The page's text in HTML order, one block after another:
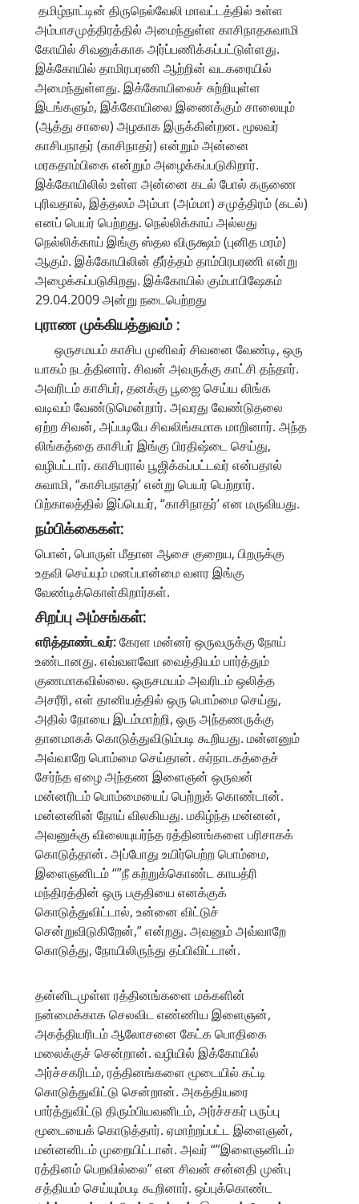
தமிழ்நாட்டின் திருநெல்வேலி மாவட்டத்தில் உள்ள
அம்பாசமுத்திரத்தில் அமைந்துள்ள காசிநாதசுவாமி
கோயில் சிவனுக்காக அர்ப்பணிக்கப்பட்டுள்ளது.
இக்கோயில் தாமிரபரணி ஆற்றின் வடகரையில்
அமைந்துள்ளது. இக்கோயிலைச் சுற்றியுள்ள
இடங்களும், இக்கோயிலை இணைக்கும் சாலையும்
(ஆத்து சாலை) அழகாக இருக்கின்றன. மூலவர்
காசிபநாதர் (காசிநாதர்) என்றும் அன்னை
மரகதாம்பிகை என்றும் அழைக்கப்படுகிறார்.
இக்கோயிலில் உள்ள அன்னை கடல் போல் கருணை
புரிவதால், இத்தலம் அம்பா (அம்மா) சமுத்திரம் (கடல்)
எனப் பெயர் பெற்றது. நெல்லிக்காய் அல்லது
நெல்லிக்காய் இங்கு ஸ்தல விருக்ஷம் (புனித மரம்)
ஆகும். இக்கோயிலின் தீர்த்தம் தாம்பிரபரணி என்று
அழைக்கப்படுகிறது. இக்கோயில் கும்பாபிஷேகம்
29.04.2009 அன்று நடைபெற்றது
புராண முக்கியத்துவம் :
ஒருசமயம் காசிப முனிவர் சிவனை வேண்டி, ஒரு
யாகம் நடத்தினார். சிவன் அவருக்கு காட்சி தந்தார்.
அவரிடம் காசிபர், தனக்கு பூஜை செய்ய லிங்க
வடிவம் வேண்டுமென்றார். அவரது வேண்டுதலை
ஏற்ற சிவன், அப்படியே சிவலிங்கமாக மாறினார். அந்த
லிங்கத்தை காசிபர் இங்கு பிரதிஷ்டை செய்து,
வழிபட்டார். காசிபரால் பூஜிக்கப்பட்டவர் என்பதால்
சுவாமி, “காசிபநாதர்’ என்று பெயர் பெற்றார்.
பிற்காலத்தில் இப்பெயர், “காசிநாதர்’ என மருவியது.
நம்பிக்கைகள்:
பொன், பொருள் மீதான ஆசை குறைய, பிறருக்கு
உதவி செய்யும் மனப்பான்மை வளர இங்கு
வேண்டிக்கொள்கிறார்கள்.
சிறப்பு அம்சங்கள்:
எரித்தாண்டவர்:கேரள மன்னர் ஒருவருக்கு நோய்
உண்டானது. எவ்வளவோ வைத்தியம் பார்த்தும்
குணமாகவில்லை. ஒருசமயம் அவரிடம் ஒலித்த
அசரீரி, எள் தானியத்தில் ஒரு பொம்மை செய்து,
அதில் நோயை இடம்மாற்றி, ஒரு அந்தணருக்கு
தானமாகக் கொடுத்துவிடும்படி கூறியது. மன்னனும்
அவ்வாறே பொம்மை செய்தான். கர்நாடகத்தைச்
சேர்ந்த ஏழை அந்தண இளைஞன் ஒருவன்
மன்னரிடம் பொம்மையைப் பெற்றுக் கொண்டான்.
மன்னனின் நோய் விலகியது. மகிழ்ந்த மன்னன்,
அவனுக்கு விலையுயர்ந்த ரத்தினங்களை பரிசாகக்
கொடுத்தான். அப்போது உயிர்பெற்ற பொம்மை,
இளைஞனிடம் “”நீ கற்றுக்கொண்ட காயத்ரி
மந்திரத்தின் ஒரு பகுதியை எனக்குக்
கொடுத்துவிட்டால், உன்னை விட்டுச்
சென்றுவிடுகிறேன்,” என்றது. அவனும் அவ்வாறே
கொடுத்து, நோயிலிருந்து தப்பிவிட்டான்.
தன்னிடமுள்ள ரத்தினங்களை மக்களின்
நன்மைக்காக செலவிட எண்ணிய இளைஞன்,
அகத்தியரிடம் ஆலோசனை கேட்க பொதிகை
மலைக்குச் சென்றான். வழியில் இக்கோயில்
அர்ச்சகரிடம், ரத்தினங்களை மூடையில் கட்டி
கொடுத்துவிட்டு சென்றான். அகத்தியரை
பார்த்துவிட்டு திரும்பியவனிடம், அர்ச்சகர் பருப்பு
மூடையைக் கொடுத்தார். ஏமாற்றப்பட்ட இளைஞன்,
மன்னனிடம் முறையிட்டான். அவர் “”இளைஞனிடம்
ரத்தினம் பெறவில்லை” என சிவன் சன்னதி முன்பு
சத்தியம் செய்யும்படி கூறினார். ஒப்புக்கொண்ட